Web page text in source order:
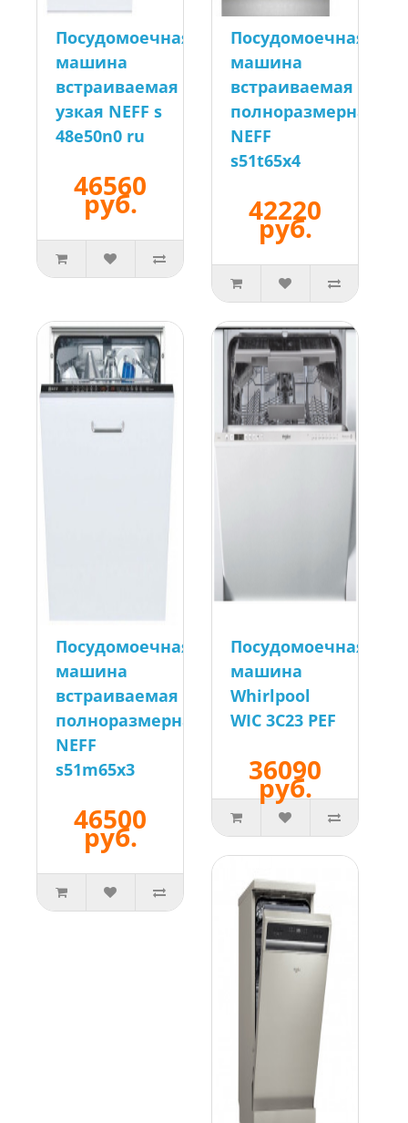
Посудомоечная
машина
встраиваемая
узкая NEFF s
48e50n0 ru
46560
руб.
Посудомоечная
машина
встраиваемая
полноразмерная
NEFF
s51t65x4
42220
руб.
Посудомоечная
машина
встраиваемая
полноразмерная
NEFF
s51m65x3
46500
руб.
Посудомоечная
машина
Whirlpool
WIC 3C23 PEF
36090
руб.